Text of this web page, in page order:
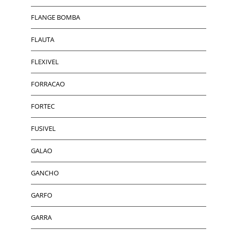
FLANGE BOMBA
FLAUTA
FLEXIVEL
FORRACAO
FORTEC
FUSIVEL
GALAO
GANCHO
GARFO
GARRA